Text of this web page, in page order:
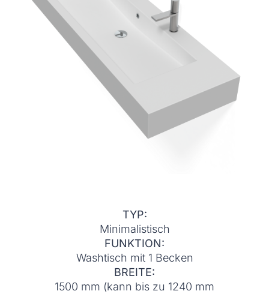
TYP:
Minimalistisch
FUNKTION:
Washtisch mit 1 Becken
BREITE:
1500 mm (kann bis zu 1240 mm